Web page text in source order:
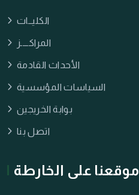
الكليــات
المراكــــز
الأحداث القادمة
السياسات المؤسسية
بوابة الخريجين
اتصل بنا
موقعنا على الخارطة